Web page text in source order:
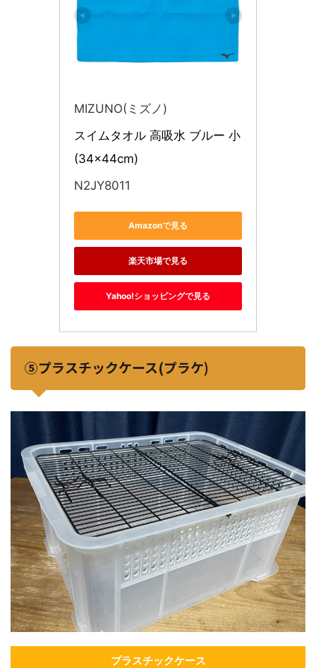
MIZUNO(ミズノ)
スイムタオル 高吸水 ブルー 小
(34×44cm)
N2JY8011
Amazonで見る
楽天市場で見る
Yahoo!ショッピングで見る
⑤プラスチックケース(プラケ)
プラスチックケース